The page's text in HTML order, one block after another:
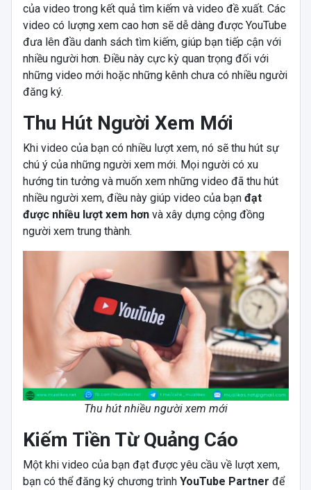
của video trong kết quả tìm kiếm và video đề xuất. Các
video có lượng xem cao hơn sẽ dễ dàng được YouTube
đưa lên đầu danh sách tìm kiếm, giúp bạn tiếp cận với
nhiều người hơn. Điều này cực kỳ quan trọng đối với
những video mới hoặc những kênh chưa có nhiều người
đăng ký.
Thu Hút Người Xem Mới
Khi video của bạn có nhiều lượt xem, nó sẽ thu hút sự
chú ý của những người xem mới. Mọi người có xu
hướng tin tưởng và muốn xem những video đã thu hút
nhiều người xem, điều này giúp video của bạn đạt
được nhiều lượt xem hơnvà xây dựng cộng đồng
người xem trung thành.
Thu hút nhiều người xem mới
Kiếm Tiền Từ Quảng Cáo
Một khi video của bạn đạt được yêu cầu về lượt xem,
bạn có thể đăng ký chương trình YouTube Partner để